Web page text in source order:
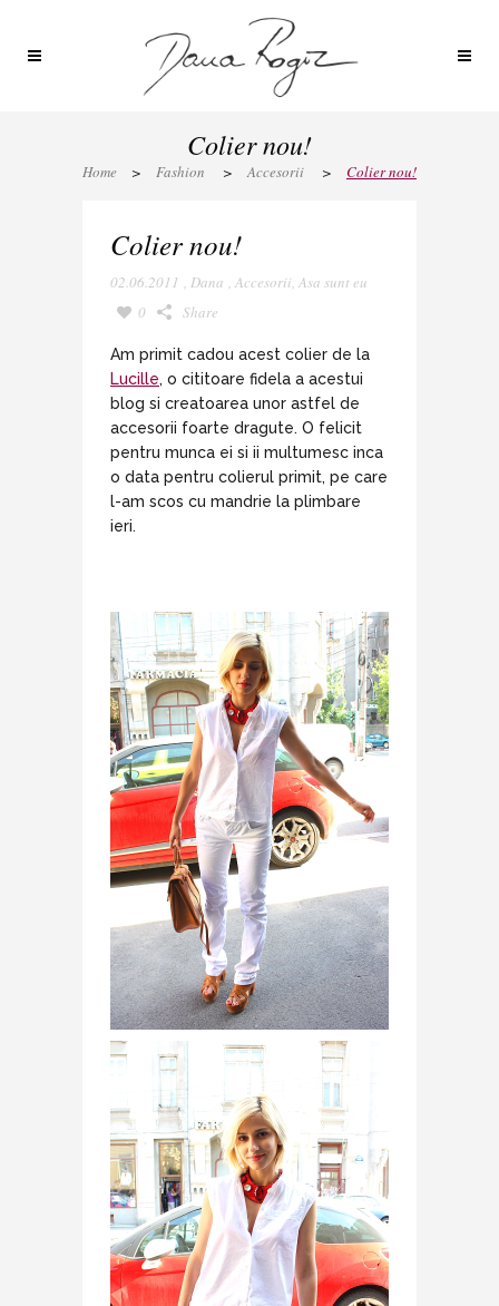
Colier nou!
Home > Fashion > Accesorii > Colier nou!
Colier nou!
02.06.2011 , Dana , Accesorii, Asa sunt eu
0
Share
Am primit cadou acest colier de la
Lucille, o cititoare fidela a acestui
blog si creatoarea unor astfel de
accesorii foarte dragute. O felicit
pentru munca ei si ii multumesc inca
o data pentru colierul primit, pe care
l-am scos cu mandrie la plimbare
ieri.